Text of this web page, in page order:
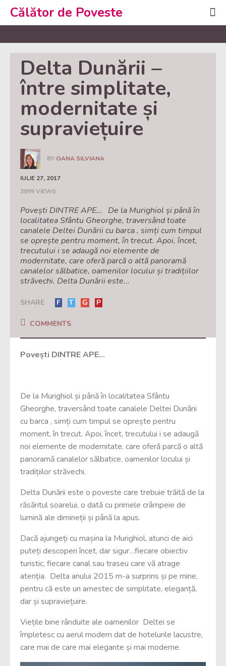
Călător de Poveste
Delta Dunării –
între simplitate,
modernitate și
supraviețuire
BY OANA SILVIANA
IULIE 27, 2017
3099 VIEWS
Povești DINTRE APE… De la Murighiol și până în
localitatea Sfântu Gheorghe, traversând toate
canalele Deltei Dunării cu barca , simți cum timpul
se oprește pentru moment, în trecut. Apoi, încet,
trecutului i se adaugă noi elemente de
modernitate, care oferă parcă o altă panoramă
canalelor sălbatice, oamenilor locului și tradițiilor
străvechi. Delta Dunării este...
SHARE F T G P
COMMENTS
Povești DINTRE APE…
De la Murighiol și până în localitatea Sfântu
Gheorghe, traversând toate canalele Deltei Dunării
cu barca , simți cum timpul se oprește pentru
moment, în trecut. Apoi, încet, trecutului i se adaugă
noi elemente de modernitate, care oferă parcă o altă
panoramă canalelor sălbatice, oamenilor locului și
tradițiilor străvechi.
Delta Dunării este o poveste care trebuie trăită de la
răsăritul soarelui, o dată cu primele crâmpeie de
lumină ale dimineții și până la apus.
Dacă ajungeți cu mașina la Murighiol, atunci de aici
puteți descoperi încet, dar sigur…fiecare obiectiv
turistic, fiecare canal sau traseu care vă atrage
atenția. Delta anului 2015 m-a surprins și pe mine,
pentru că este un amestec de simplitate, eleganță,
dar și supraviețuire.
Viețile bine rânduite ale oamenilor Deltei se
împletesc cu aerul modern dat de hotelurile lacustre,
care mai de care mai elegante și mai moderne.